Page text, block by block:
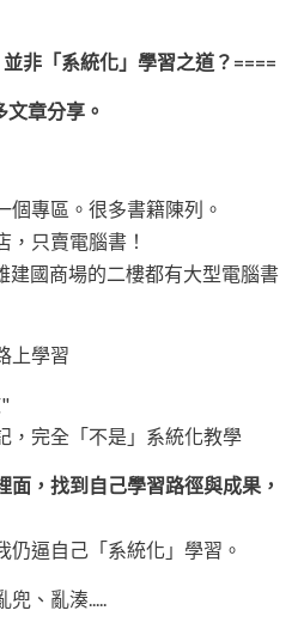
非「系統化」學習之道？====
章分享。
個專區。很多書籍陳列。
，只賣電腦書！
建國商場的二樓都有大型電腦書
上學習
，完全「不是」系統化教學
，找到自己學習路徑與成果，
仍逼自己「系統化」學習。
兜、亂湊.....